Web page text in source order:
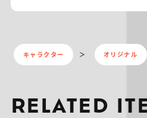
キャラクター オリジナル
RELATED